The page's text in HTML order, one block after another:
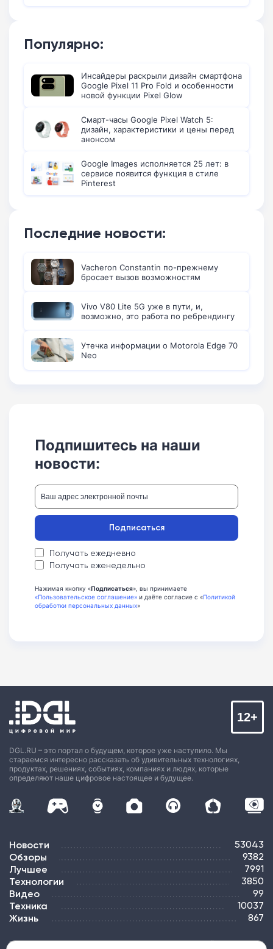
Популярно:
Инсайдеры раскрыли дизайн смартфона
Google Pixel 11 Pro Fold и особенности
новой функции Pixel Glow
Смарт-часы Google Pixel Watch 5:
дизайн, характеристики и цены перед
анонсом
Google Images исполняется 25 лет: в
сервисе появится функция в стиле
Pinterest
Последние новости:
Vacheron Constantin по-прежнему
бросает вызов возможностям
Vivo V80 Lite 5G уже в пути, и,
возможно, это работа по ребрендингу
Утечка информации о Motorola Edge 70
Neo
Подпишитесь на наши
новости:
Получать ежедневно
Получать еженедельно
Подписаться
Нажимая кнопку «Подписаться», вы принимаете
«Пользовательское соглашение» и даёте согласие с «Политикой
обработки персональных данных»
DGL.RU – это портал о будущем, которое уже наступило. Мы
стараемся интересно рассказать об удивительных технологиях,
продуктах, решениях, событиях, компаниях и людях, которые
определяют наше цифровое настоящее и будущее.
12+
Новости 53043
Обзоры 9382
Лучшее 7991
Технологии 3850
Видео 99
Техника 10037
Жизнь 867
ПОДПИСКА РЕКЛАМА КОНТАКТЫ КАРТА САЙТА ТЭГИ